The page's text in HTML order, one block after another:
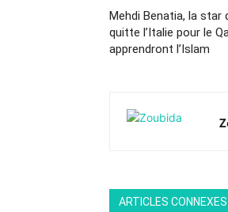
Mehdi Benatia, la
quitte l’Italie pour le
apprendront l’Islam
ARTICLES CONNEXES